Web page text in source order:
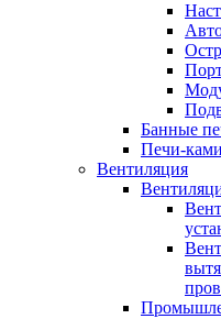
Банные
Печи-
Вентиляция